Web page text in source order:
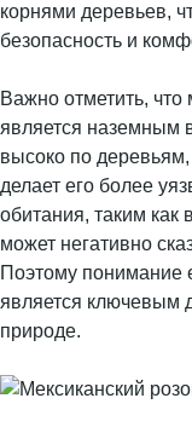
корнями деревьев,
безопасность и
Важно отметить, что
является наземным
высоко по
делает его более
обитания, таким как
может негативно
Поэтому понимание
является ключевым
природе.